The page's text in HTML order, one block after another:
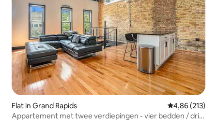
Flat in Grand Rapids Gemiddelde
4,86 (213)
Appartement met twee verdiepingen - vier bedden / drie